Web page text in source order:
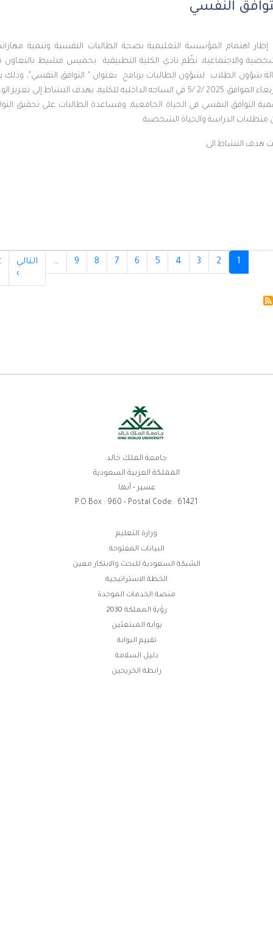
النفسي
المؤسسة التعليمية بصحة الطالبات النفسية وتنمية مهاراتهم
نظّم نادي الكلية التطبيقية بخميس مشيط بالتعاون مع
الطلاب لشؤون الطالبات برنامج بعنوان “ التوافق النفسي”، وذلك يوم
الاربعاء الموافق 2025 /2 /5 في الساحه الداخليه للكليه، يهدف النشاط إلى تعزيز الوعي
النفسي في الحياة الجامعية، ومساعدة الطالبات على تحقيق التوازن
الدراسة والحياة الشخصية.
الى:
4
5
6
…
التالي
الصفحة
التالية
Last
جامعة الملك خالد
المملكة العربية السعودية
عسير - أبها
P.O.Box : 960 - Postal Code : 61421
وزارة التعليم
البيانات المفتوحة
الشبكة السعودية للبحث والابتكار معين
الخطة الاستراتيجية
منصة الخدمات الموحدة
رؤية المملكة 2030
بوابة المبتعثين
تقييم البوابة
دليل السلامة
رابطة الخريجين